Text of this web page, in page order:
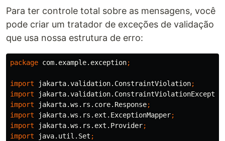
Para ter controle total sobre as mensagens, você
pode criar um tratador de exceções de validação
que usa nossa estrutura de erro:
package com.example.exception;
import jakarta.validation.ConstraintViolation;
import
import
jakarta.ws.rs.core.Response;
import
jakarta.ws.rs.ext.ExceptionMapper;
import
jakarta.ws.rs.ext.Provider;
import
java.util.Set ;